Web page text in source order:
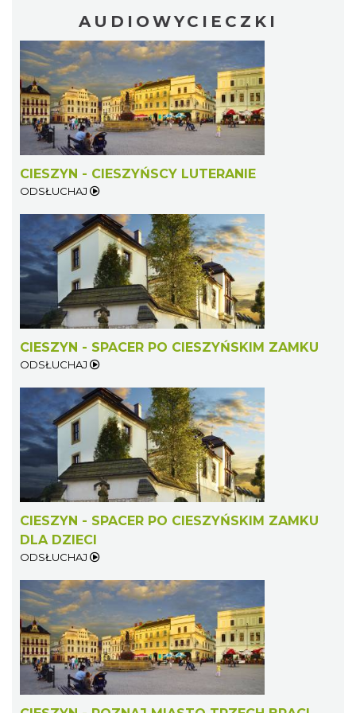
AUDIOWYCIECZKI
CIESZYN - CIESZYŃSCY LUTERANIE
ODSŁUCHAJ
CIESZYN - SPACER PO CIESZYŃSKIM ZAMKU
ODSŁUCHAJ
CIESZYN - SPACER PO CIESZYŃSKIM ZAMKU
DLA DZIECI
ODSŁUCHAJ